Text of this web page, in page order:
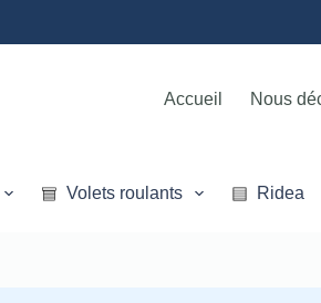
Accueil Nous
Volets roulants